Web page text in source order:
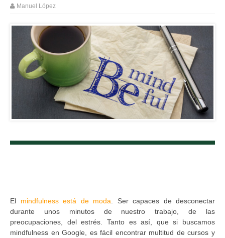
Manuel López
El mindfulness está de moda . Ser capaces de desconectar
durante unos minutos de nuestro trabajo, de las
preocupaciones, del estrés. Tanto es así, que si buscamos
mindfulness en Google, es fácil encontrar multitud de cursos y